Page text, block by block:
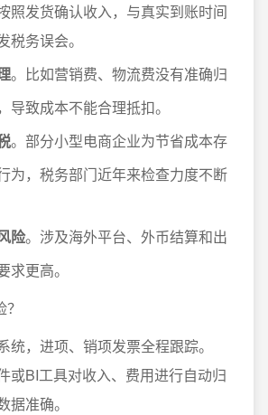
照发货确认收入，与真实到账时间
税务误会。
。比如营销费、物流费没有准确归
导致成本不能合理抵扣。
。部分小型电商企业为节省成本存
为，税务部门近年来检查力度不断
险。涉及海外平台、外币结算和出
求更高。
统，进项、销项发票全程跟踪。
或BI工具对收入、费用进行自动归
据准确。